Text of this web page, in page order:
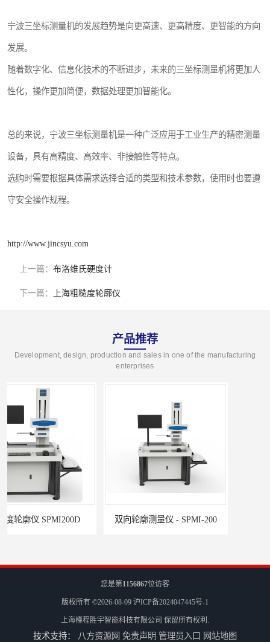
宁波三坐标测量机的发展趋势是向更高速、更高精度、更智能的方向
发展。
随着数字化、信息化技术的不断进步，未来的三坐标测量机将更加人
性化，操作更加简便，数据处理更加智能化。
总的来说，宁波三坐标测量机是一种广泛应用于工业生产的精密测量
设备，具有高精度、高效率、非接触性等特点。
选购时需要根据具体需求选择合适的类型和技术参数，使用时也要遵
守安全操作规程。
http://www.jincsyu.com
上一篇： 布洛维氏硬度计
下一篇： 上海粗糙度轮廓仪
产品推荐
Development, design, production and sales in one of the manufacturing
enterprises
双向轮廓测量仪 - SPMI-200
您是第1156867位访客
版权所有 ©2026-08-09 沪ICP备2024047445号-1
上海槿程胜宇智能科技有限公司 保留所有权利.
技术支持： 八方资源网 免责声明 管理员入口 网站地图